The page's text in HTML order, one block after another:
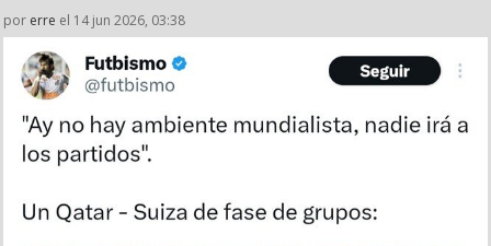
por erre el 14 jun 2026, 03:38